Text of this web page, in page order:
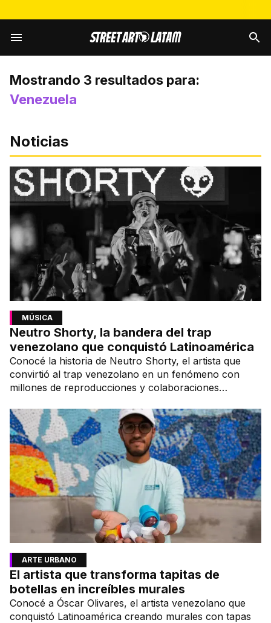
Mostrando 3 resultados para:
Venezuela
Noticias
MÚSICA
Neutro Shorty, la bandera del trap
venezolano que conquistó Latinoamérica
Conocé la historia de Neutro Shorty, el artista que
convirtió al trap venezolano en un fenómeno con
millones de reproducciones y colaboraciones
ARTE URBANO
El artista que transforma tapitas de
botellas en increíbles murales
Conocé a Óscar Olivares, el artista venezolano que
conquistó Latinoamérica creando murales con tapas